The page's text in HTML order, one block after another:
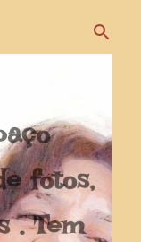
fotos,
. Tem